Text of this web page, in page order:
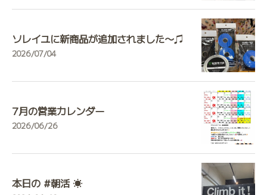
ソレイユに新商品が追加されました〜♫
2026/07/04
7月の営業カレンダー
2026/06/26
本日の #朝活 ☀️